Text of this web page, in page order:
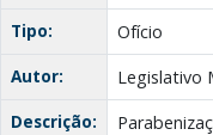
Tipo:
Ofício
Autor:
Legislativo
Descrição: